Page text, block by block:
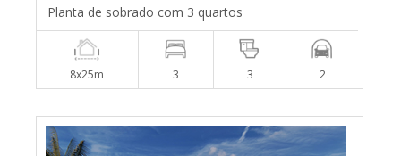
Planta de sobrado com 3 quartos
8x25m 3 3 2